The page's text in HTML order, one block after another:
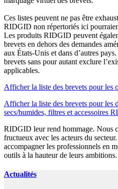
Ces listes peuvent ne pas être
RIDGID non répertoriés ici
Les produits RIDGID peuvent
brevets en dehors des demandes
aux États-Unis et dans d’autres
brevets sans pour autant exclure
applicables.
Afficher la liste des brevets pour les
Afficher la liste des brevets pour les
secs/humides, filtres et accessoires
RIDGID leur rend hommage. Nous
fructueux avec les acteurs du
accompagner les professionnels en
outils à la hauteur de leurs ambitions.
Actualités